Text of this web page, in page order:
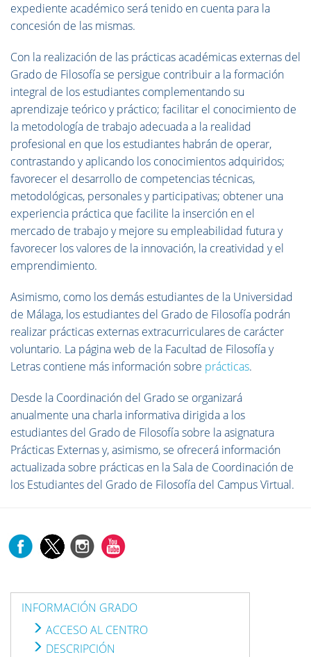
expediente académico será tenido en cuenta para la
concesión de las mismas.
Con la realización de las prácticas académicas externas del
Grado de Filosofía se persigue contribuir a la formación
integral de los estudiantes complementando su
aprendizaje teórico y práctico; facilitar el conocimiento de
la metodología de trabajo adecuada a la realidad
profesional en que los estudiantes habrán de operar,
contrastando y aplicando los conocimientos adquiridos;
favorecer el desarrollo de competencias técnicas,
metodológicas, personales y participativas; obtener una
experiencia práctica que facilite la inserción en el
mercado de trabajo y mejore su empleabilidad futura y
favorecer los valores de la innovación, la creatividad y el
emprendimiento.
Asimismo, como los demás estudiantes de la Universidad
de Málaga, los estudiantes del Grado de Filosofía podrán
realizar prácticas externas extracurriculares de carácter
voluntario. La página web de la Facultad de Filosofía y
Letras contiene más información sobre prácticas.
Desde la Coordinación del Grado se organizará
anualmente una charla informativa dirigida a los
estudiantes del Grado de Filosofía sobre la asignatura
Prácticas Externas y, asimismo, se ofrecerá información
actualizada sobre prácticas en la Sala de Coordinación de
los Estudiantes del Grado de Filosofía del Campus Virtual.
INFORMACIÓN GRADO
ACCESO AL CENTRO
DESCRIPCIÓN